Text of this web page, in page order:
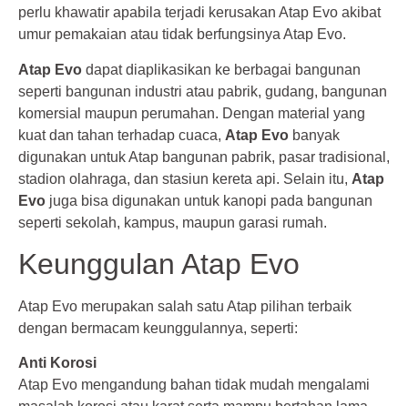
perlu khawatir apabila terjadi kerusakan Atap Evo akibat
umur pemakaian atau tidak berfungsinya Atap Evo.
Atap Evo dapat diaplikasikan ke berbagai bangunan
seperti bangunan industri atau pabrik, gudang, bangunan
komersial maupun perumahan. Dengan material yang
kuat dan tahan terhadap cuaca, Atap Evo banyak
digunakan untuk Atap bangunan pabrik, pasar tradisional,
stadion olahraga, dan stasiun kereta api. Selain itu, Atap
Evo juga bisa digunakan untuk kanopi pada bangunan
seperti sekolah, kampus, maupun garasi rumah.
Keunggulan Atap Evo
Atap Evo merupakan salah satu Atap pilihan terbaik
dengan bermacam keunggulannya, seperti:
Anti Korosi
Atap Evo mengandung bahan tidak mudah mengalami